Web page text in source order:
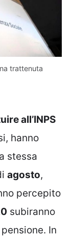
trattenuta
all’INPS
hanno
stessa
agosto,
percepito
subiranno
In